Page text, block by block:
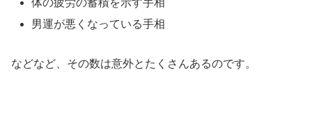
男運が悪くなっている手相
などなど、その数は意外とたくさんあるのです。